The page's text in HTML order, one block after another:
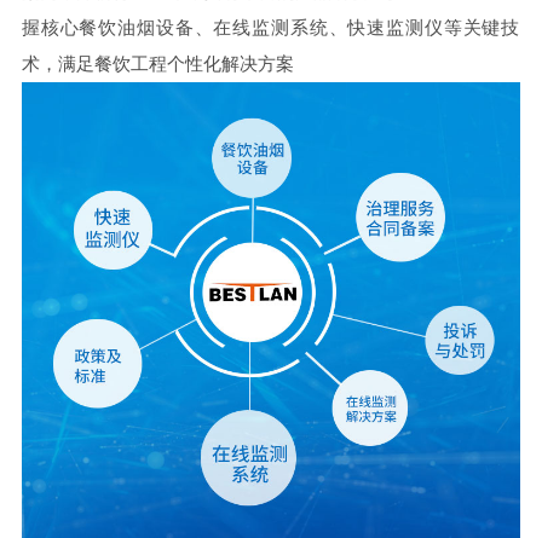
握核心餐饮油烟设备、在线监测系统、快速监测仪等关键技
术，满足餐饮工程个性化解决方案